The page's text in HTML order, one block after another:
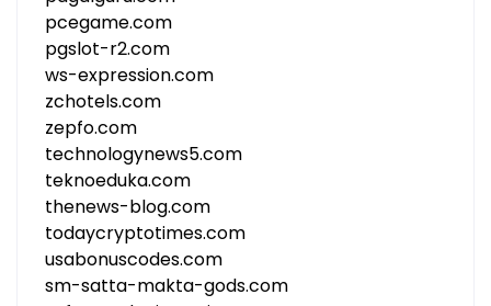
pcegame.com
pgslot-r2.com
ws-expression.com
zchotels.com
zepfo.com
technologynews5.com
teknoeduka.com
thenews-blog.com
todaycryptotimes.com
usabonuscodes.com
sm-satta-makta-gods.com